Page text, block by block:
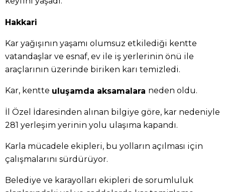
Hakkari
Kar yağışının yaşamı olumsuz etkilediği kentte
vatandaşlar ve esnaf, ev ile iş yerlerinin önü ile
araçlarının üzerinde biriken karı temizledi.
Kar, kentte uluşamda aksamalara neden oldu.
İl Özel İdaresinden alınan bilgiye göre, kar nedeniyle
281 yerleşim yerinin yolu ulaşıma kapandı.
Karla mücadele ekipleri, bu yolların açılması için
çalışmalarını sürdürüyor.
Belediye ve karayolları ekipleri de sorumluluk